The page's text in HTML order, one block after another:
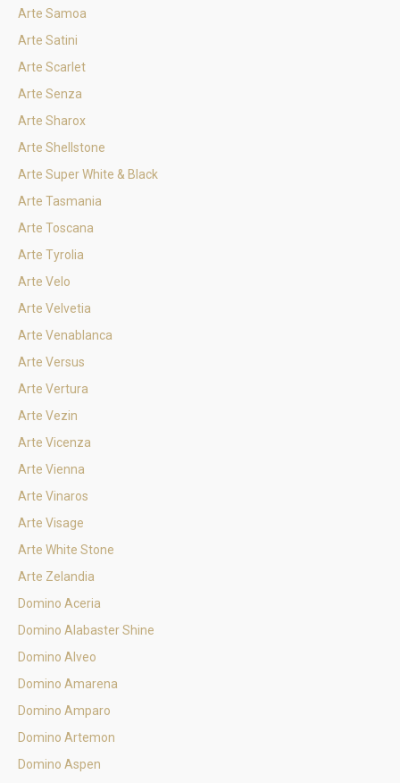
Arte Samoa
Arte Satini
Arte Scarlet
Arte Senza
Arte Sharox
Arte Shellstone
Arte Super White & Black
Arte Tasmania
Arte Toscana
Arte Tyrolia
Arte Velo
Arte Velvetia
Arte Venablanca
Arte Versus
Arte Vertura
Arte Vezin
Arte Vicenza
Arte Vienna
Arte Vinaros
Arte Visage
Arte White Stone
Arte Zelandia
Domino Aceria
Domino Alabaster Shine
Domino Alveo
Domino Amarena
Domino Amparo
Domino Artemon
Domino Aspen